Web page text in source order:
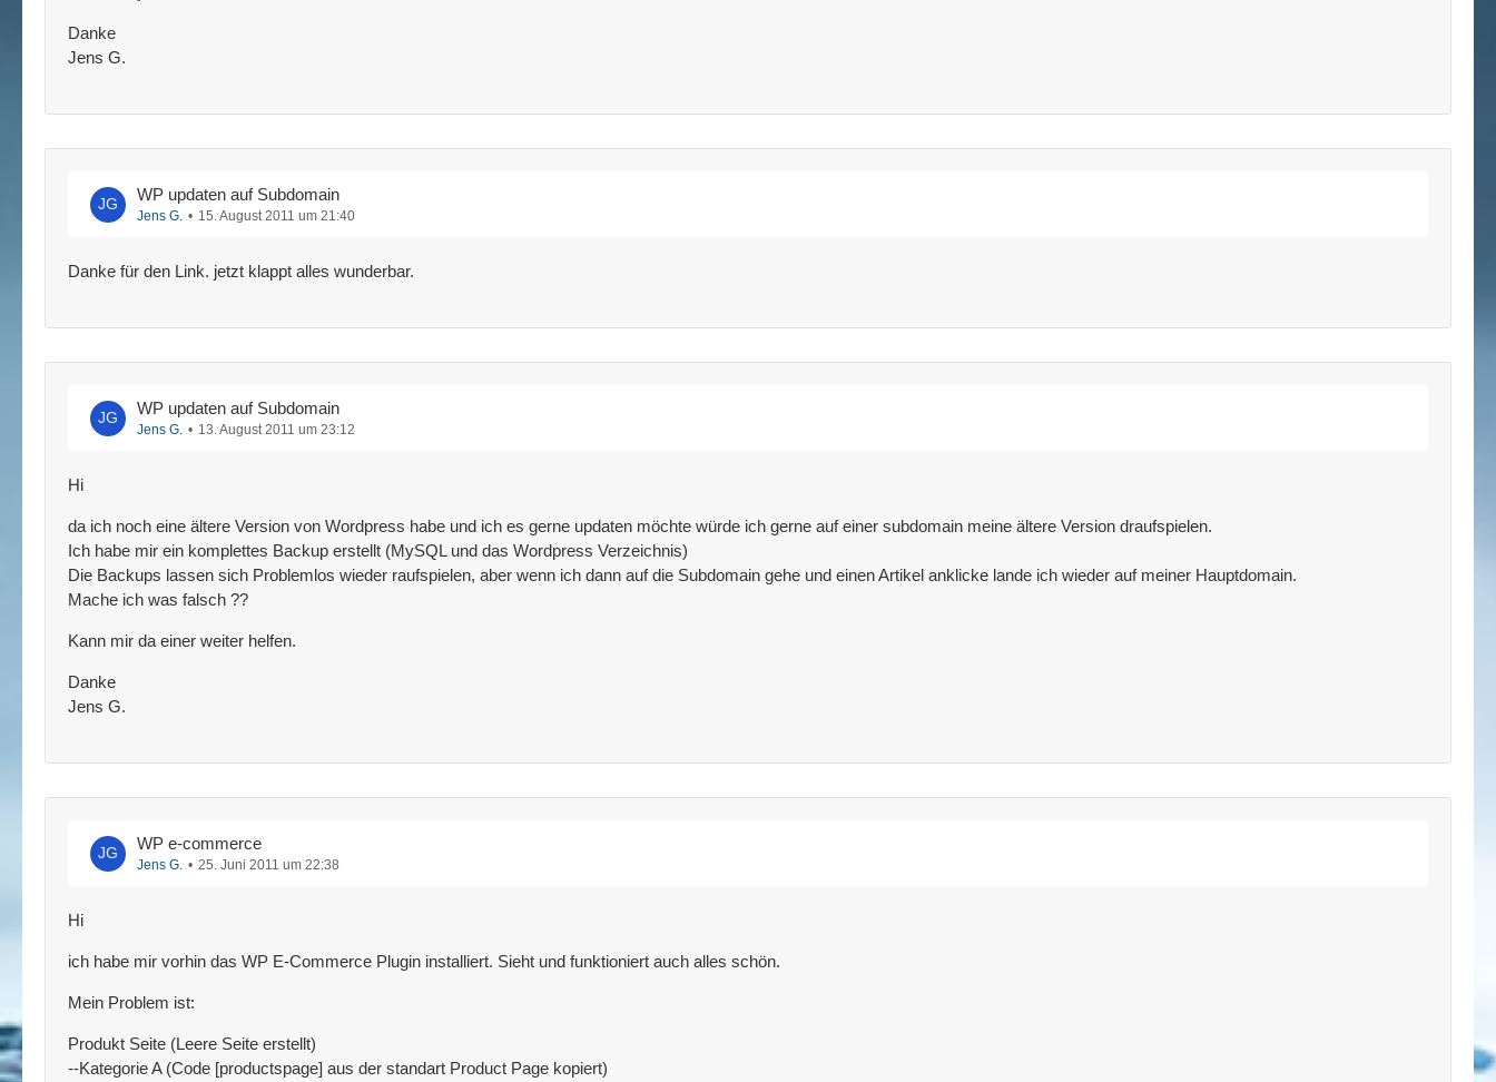
Danke
Jens G.
WP updaten auf Subdomain
Jens G. 15. August 2011 um 21:40
Danke für den Link. jetzt klappt alles wunderbar.
WP updaten auf Subdomain
Jens G. 13. August 2011 um 23:12
Hi
da ich noch eine ältere Version von Wordpress habe und ich es gerne updaten möchte würde ich gerne auf einer subdomain meine ältere Version draufspielen.
Ich habe mir ein komplettes Backup erstellt (MySQL und das Wordpress Verzeichnis)
Die Backups lassen sich Problemlos wieder raufspielen, aber wenn ich dann auf die Subdomain gehe und einen Artikel anklicke lande ich wieder auf meiner Hauptdomain.
Mache ich was falsch ??
Kann mir da einer weiter helfen.
Danke
Jens G.
WP e-commerce
Jens G. 25. Juni 2011 um 22:38
Hi
ich habe mir vorhin das WP E-Commerce Plugin installiert. Sieht und funktioniert auch alles schön.
Mein Problem ist:
Produkt Seite (Leere Seite erstellt)
--Kategorie A (Code [productspage] aus der standart Product Page kopiert)